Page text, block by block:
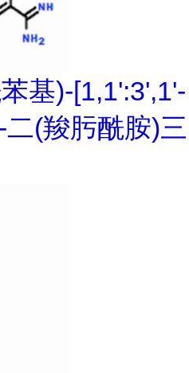
基)-[1,1':3',1'-
(羧肟酰胺)三